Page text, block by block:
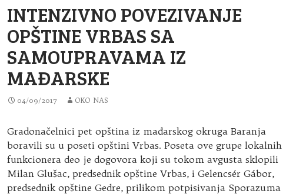
INTENZIVNO POVEZIVANJE
OPŠTINE VRBAS SA
SAMOUPRAVAMA IZ
MAĐARSKE
04/09/2017 OKO NAS
Gradonačelnici pet opština iz mađarskog okruga Baranja
boravili su u poseti opštini Vrbas. Poseta ove grupe lokalnih
funkcionera deo je dogovora koji su tokom avgusta sklopili
Milan Glušac, predsednik opštine Vrbas, i Gelencsér Gábor,
predsednik opštine Gedre, prilikom potpisivanja Sporazuma